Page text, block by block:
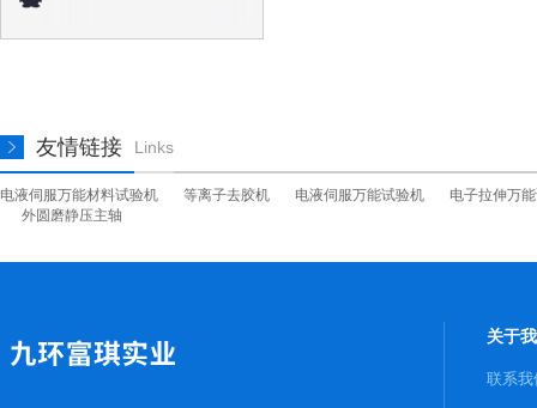
友情链接 Links
电液伺服万能材料试验机 等离子去胶机 电液伺服万能试验机
电子拉伸万
外圆磨静压主轴
关于
联系我